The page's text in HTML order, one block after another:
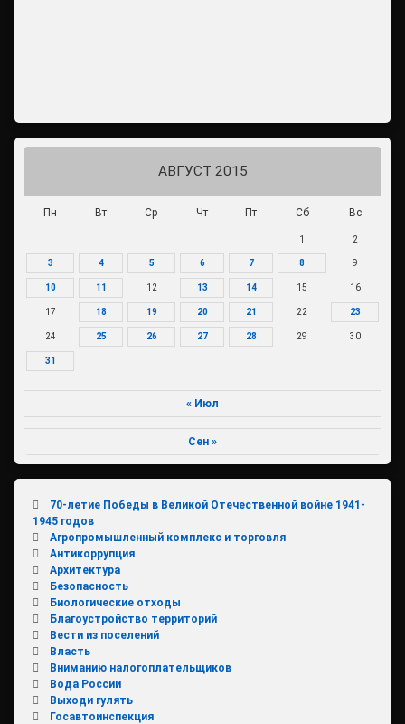
АВГУСТ 2015
Пн Вт Ср Чт Пт Сб Вс
1 2
3 4 5 6 7 8 9
10 11 12 13 14 15 16
17 18 19 20 21 22 23
24 25 26 27 28 29 30
31
« Июл
Сен »
70-летие Победы в Великой Отечественной войне 1941-
1945 годов
Агропромышленный комплекс и торговля
Антикоррупция
Архитектура
Безопасность
Биологические отходы
Благоустройство территорий
Вести из поселений
Власть
Вниманию налогоплательщиков
Вода России
Выходи гулять
Госавтоинспекция